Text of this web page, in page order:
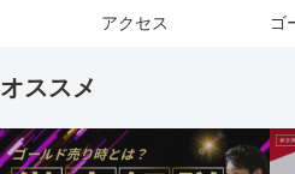
アクセス
オススメ